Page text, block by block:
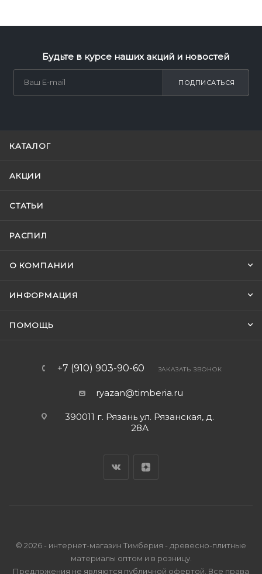
Будьте в курсе наших акций и новостей
ПОДПИСАТЬСЯ
КАТАЛОГ
АКЦИИ
СТАТЬИ
РАСПИЛ
О КОМПАНИИ
ИНФОРМАЦИЯ
ПОМОЩЬ
+7 (910) 903-90-60 ЗАКАЗАТЬ ЗВОНОК
ryazan@timberia.ru
390011 г. Рязань ул. Рязанская, д.
28А
© 2026 - интернет-магазин Тимберия - древесно-плитные
материалы оптом и в розницу.
Предложения не являются публичной офертой. Все права